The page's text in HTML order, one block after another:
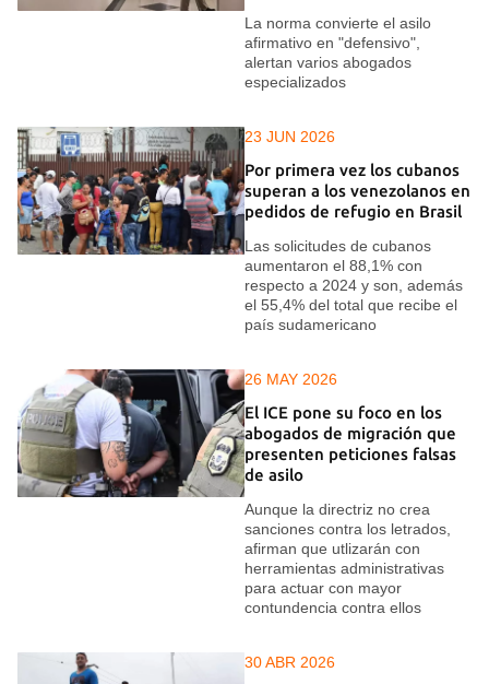
La norma convierte el asilo
afirmativo en "defensivo",
alertan varios abogados
especializados
23 JUN 2026
Por primera vez los cubanos
superan a los venezolanos en
pedidos de refugio en Brasil
Las solicitudes de cubanos
aumentaron el 88,1% con
respecto a 2024 y son, además
el 55,4% del total que recibe el
país sudamericano
26 MAY 2026
El ICE pone su foco en los
abogados de migración que
presenten peticiones falsas
de asilo
Aunque la directriz no crea
sanciones contra los letrados,
afirman que utlizarán con
herramientas administrativas
para actuar con mayor
contundencia contra ellos
30 ABR 2026